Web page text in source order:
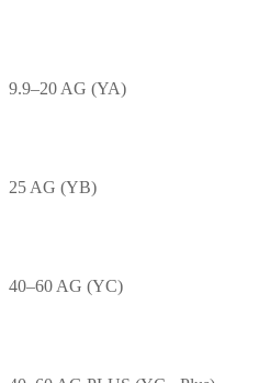
9.9–20 AG (YA)
25 AG (YB)
40–60 AG (YC)